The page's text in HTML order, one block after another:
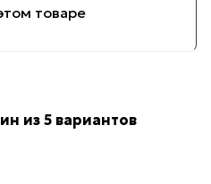
товаре
из 5 вариантов